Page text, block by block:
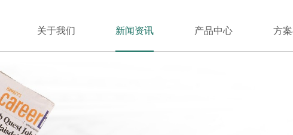
关于我们 新闻资讯 产品中心 方